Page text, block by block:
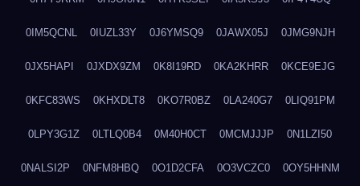
0IM5QCNL 0IUZL33Y 0J6YMSQ9 0JAWX05J 0JMG9NJH
0JX5HAPI 0JXDX9ZM 0K8I19RD 0KA2KHRR 0KCE9EJG
0KFC83WS 0KHXDLT8 0KO7R0BZ 0LA240G7 0LIQ91PM
0LPY3G1Z 0LTLQ0B4 0M40H0CT 0MCMJJJP 0N1LZI50
0NALSI2P 0NFM8HBQ 0O1D2CFA 0O3VCZC0 0OY5HHNM